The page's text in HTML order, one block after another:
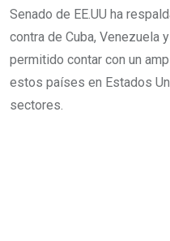
Senado de EE.UU ha
contra de Cuba, Venezuela
permitido contar con un
estos países en Estados
sectores.